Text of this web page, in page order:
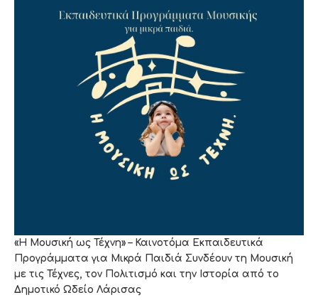
«Η Μουσική ως Τέχνη»– Καινοτόμα Εκπαιδευτικά
Προγράμματα για Μικρά Παιδιά Συνδέουν τη Μουσική
με τις Τέχνες, τον Πολιτισμό και την Ιστορία από το
Δημοτικό Ωδείο Λάρισας